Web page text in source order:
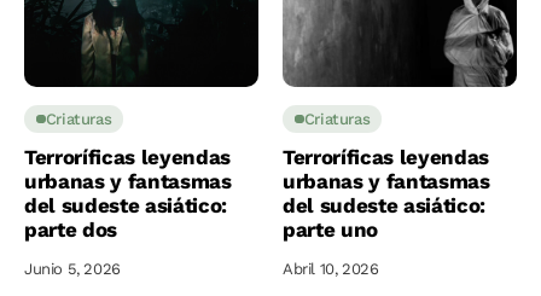
Criaturas
Terroríficas leyendas
urbanas y fantasmas
del sudeste asiático:
parte dos
Junio 5, 2026
Criaturas
Terroríficas leyendas
urbanas y fantasmas
del sudeste asiático:
parte uno
Abril 10, 2026